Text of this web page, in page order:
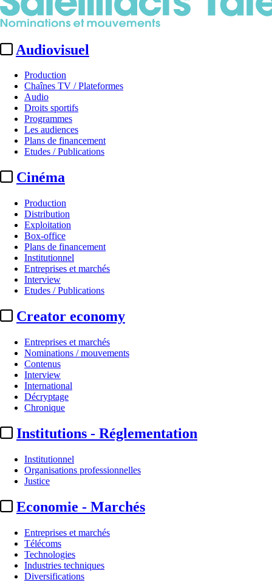
Audiovisuel
Production
Chaînes TV / Plateformes
Audio
Droits sportifs
Programmes
Les audiences
Plans de financement
Etudes / Publications
Cinéma
Production
Distribution
Exploitation
Box-office
Plans de financement
Institutionnel
Entreprises et marchés
Interview
Etudes / Publications
Creator economy
Entreprises et marchés
Nominations / mouvements
Contenus
Interview
International
Décryptage
Chronique
Institutions - Réglementation
Institutionnel
Organisations professionnelles
Justice
Economie - Marchés
Entreprises et marchés
Télécoms
Technologies
Industries techniques
Diversifications